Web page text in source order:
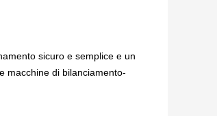
sicuro e semplice e un
macchine di bilanciamento-